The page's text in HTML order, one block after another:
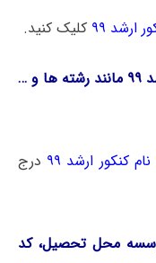
ارشد ۹۹ کلیک کنید.
آزمون کارشناسی ارشد ۹۹ مانند رشته ها و …
کنکور ارشد ۹۹
درج
محل تحصیل، کد